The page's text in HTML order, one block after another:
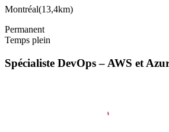
Montréal(13,4km)
Permanent
Temps plein
Spécialiste DevOps – AWS et